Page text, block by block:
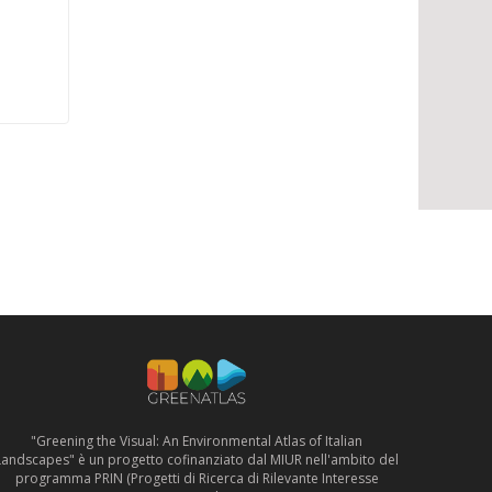
"Greening the Visual: An Environmental Atlas of Italian
è un progetto cofinanziato dal MIUR nell'ambito del
programma PRIN (Progetti di Ricerca di Rilevante Interesse